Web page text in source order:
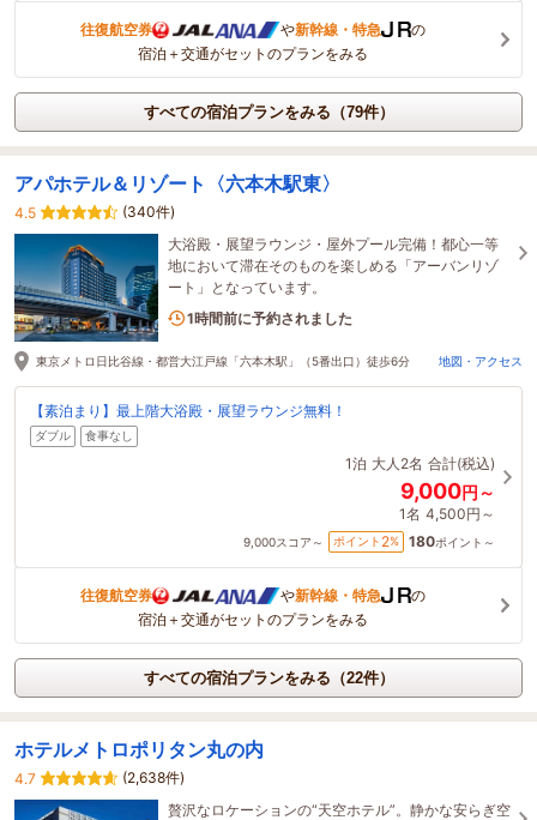
往復航空券 や新幹線・特急
の
宿泊＋交通がセットのプランをみる
すべての宿泊プランをみる（79件）
アパホテル＆リゾート〈六本木駅東〉
4.5
(340件)
大浴殿・展望ラウンジ・屋外プール完備！都心一等
地において滞在そのものを楽しめる「アーバンリゾ
ート」となっています。
1名がこの宿を見ています
東京メトロ日比谷線・都営大江戸線「六本木駅」（5番出口）徒歩6分 地図・アクセス
【素泊まり】最上階大浴殿・展望ラウンジ無料！
ダブル 食事なし
1泊 大人2名 合計(税込)
9,000円～
1名 4,500円～
9,000スコア～ ポイント 2% 180ポイント～
往復航空券 や新幹線・特急
の
宿泊＋交通がセットのプランをみる
すべての宿泊プランをみる（22件）
ホテルメトロポリタン丸の内
4.7
(2,638件)
贅沢なロケーションの“天空ホテル”。静かな安らぎ空